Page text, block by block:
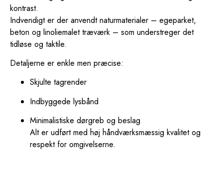
kontrast.
Indvendigt er der anvendt naturmaterialer – egeparket,
beton og linoliemalet træværk – som understreger det
tidløse og taktile.
Detaljerne er enkle men præcise:
Skjulte tagrender
Indbyggede lysbånd
Minimalistiske dørgreb og beslag
Alt er udført med høj håndværksmæssig kvalitet og
respekt for omgivelserne.